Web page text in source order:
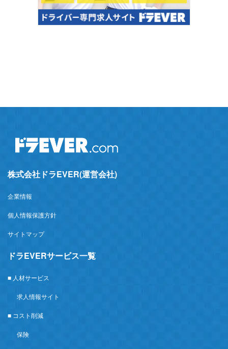
株式会社ドラEVER(運営会社)
企業情報
個人情報保護方針
サイトマップ
ドラEVERサービス一覧
■ 人材サービス
求人情報サイト
■ コスト削減
保険